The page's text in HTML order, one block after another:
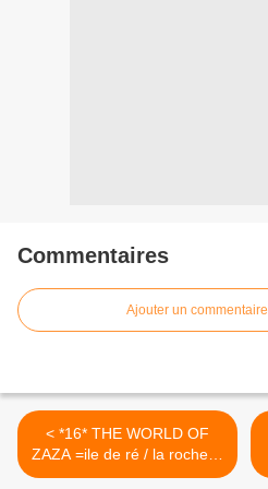
Commentaires
Ajouter un commentaire
< *16* THE WORLD OF
ZAZA =ile de ré / la rochelle
en famille